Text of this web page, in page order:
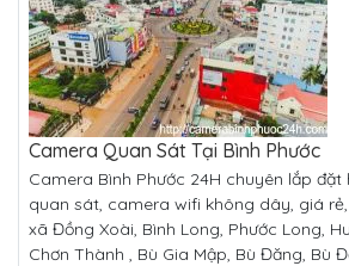
Camera Quan Sát Tại Bình Phước
Camera Bình Phước 24H chuyên lắp
quan sát, camera wifi không dây, giá
xã Đồng Xoài, Bình Long, Phước Long,
Chơn Thành , Bù Gia Mập, Bù Đăng, Bù